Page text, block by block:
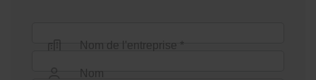
Nom de l'entreprise *
Nom